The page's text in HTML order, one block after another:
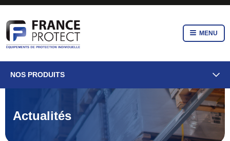
MENU
NOS PRODUITS
Actualités